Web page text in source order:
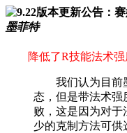
墨菲特
降低了R技能法术强
我们认为目前
态，但是带法术
败，这是因为对于
少的克制方法可供